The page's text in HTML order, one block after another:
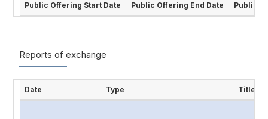
Public Offering Start Date Public Offering End Date Public
Reports of exchange
Date Type Title